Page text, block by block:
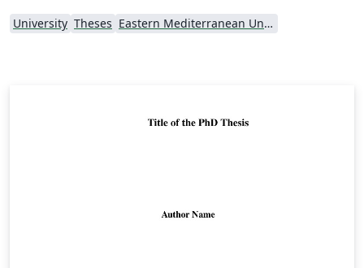
University Theses Eastern Mediterranean University (EMU)